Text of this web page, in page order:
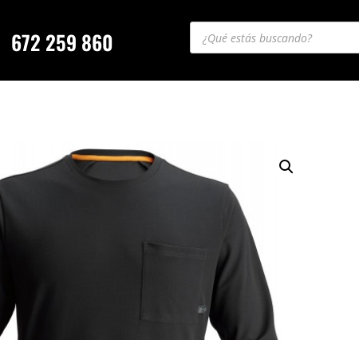
672 259 860
Búsqueda
productos